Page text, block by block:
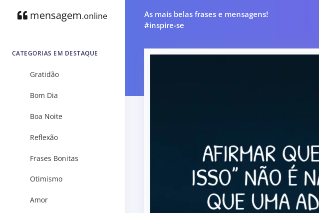
mensagem.online
CATEGORIAS EM DESTAQUE
Gratidão
Bom Dia
Boa Noite
Reflexão
Frases Bonitas
Otimismo
Amor
As mais belas frases e mensagens!
#inspire-se